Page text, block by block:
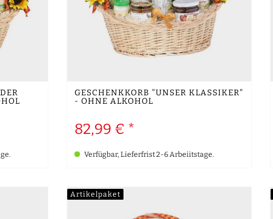
GESCHENKKORB "UNSER KLASSIKER"
- OHNE ALKOHOL
82,99 € *
Verfügbar, Lieferfrist 2-6 Arbeiitstage.
Artikelpaket